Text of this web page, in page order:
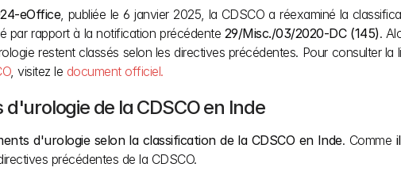
eOffice, publiée le 6 janvier 2025, la CDSCO a réexaminé la
par rapport à la notification précédente 29/Misc./03/2020-DC (145).
restent classés selon les directives précédentes. Pour consulter la
, visitez le document officiel.
de la CDSCO en Inde
d'urologie selon la classification de la CDSCO en Inde. Comme
précédentes de la CDSCO.